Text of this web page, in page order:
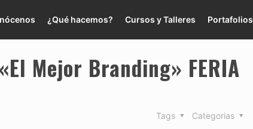
¿Qué hacemos? Cursos y Talleres Portafolios
Mejor Branding» FERIA
Categorias
Tags